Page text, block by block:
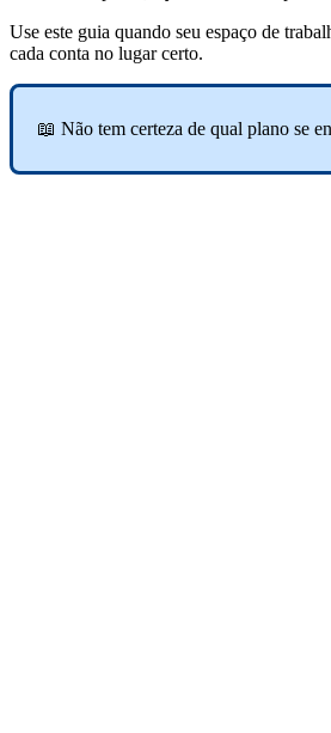
Use este guia quando seu espaço de
cada conta no lugar certo.
📖 Não tem certeza de qual plano se